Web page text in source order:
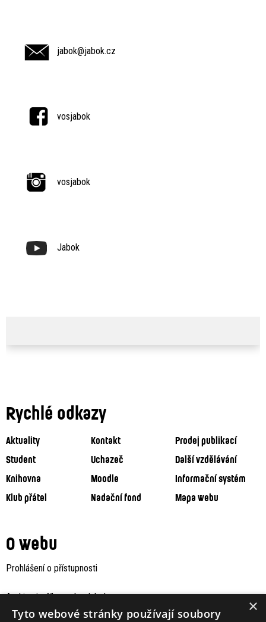
jabok@jabok.cz
vosjabok
vosjabok
Jabok
Rychlé odkazy
Aktuality Kontakt
Prodej publikací
Student
Uchazeč
Další vzdělávání
Knihovna
Moodle
Informační systém
Klub přátel
Nadační fond Mapa webu
O webu
Prohlášení o přístupnosti
Archiv staršího webu Jaboku ×
Tyto webové stránky používají soubory